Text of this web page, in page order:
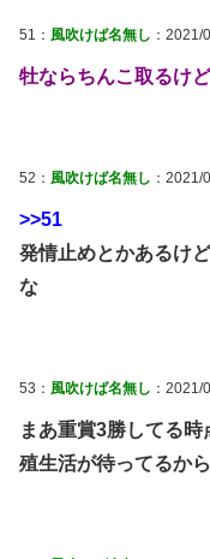
51： 風吹けば名無し ：
牡ならちんこ取るけ
52： 風吹けば名無し ：
>>51
発情止めとかあるけ
な
53： 風吹けば名無し ：
まあ重賞3勝してる
殖生活が待ってるか